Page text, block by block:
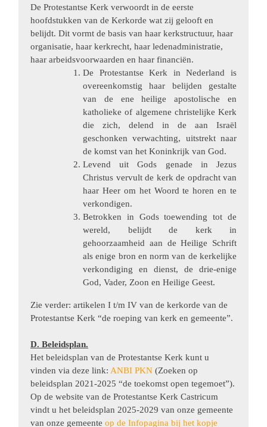
De Protestantse Kerk verwoordt in de eerste
hoofdstukken van de Kerkorde wat zij gelooft en
belijdt. Dit vormt de basis van haar kerkstructuur, haar
organisatie, haar kerkrecht, haar ledenadministratie,
haar arbeidsvoorwaarden en haar financiën.
De Protestantse Kerk in Nederland is
overeenkomstig haar belijden gestalte
van de ene heilige apostolische en
katholieke of algemene christelijke Kerk
die zich, delend in de aan Israël
geschonken verwachting, uitstrekt naar
de komst van het Koninkrijk van God.
Levend uit Gods genade in Jezus
Christus vervult de kerk de opdracht van
haar Heer om het Woord te horen en te
verkondigen.
Betrokken in Gods toewending tot de
wereld, belijdt de kerk in
gehoorzaamheid aan de Heilige Schrift
als enige bron en norm van de kerkelijke
verkondiging en dienst, de drie-enige
God, Vader, Zoon en Heilige Geest.
Zie verder: artikelen I t/m IV van de kerkorde van de
Protestantse Kerk “de roeping van kerk en gemeente”.
D. Beleidsplan.
Het beleidsplan van de Protestantse Kerk kunt u
vinden via deze link: ANBI PKN (Zoeken op
beleidsplan 2021-2025 “de toekomst open tegemoet”).
Op de website van de Protestantse Kerk Castricum
vindt u het beleidsplan 2025-2029 van onze gemeente
van onze gemeente op de Infopagina bij het kopje